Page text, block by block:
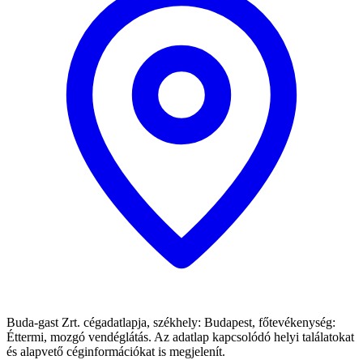
Buda-gast Zrt. cégadatlapja, székhely: Budapest, főtevékenység:
Éttermi, mozgó vendéglátás. Az adatlap kapcsolódó helyi találatokat
és alapvető céginformációkat is megjelenít.